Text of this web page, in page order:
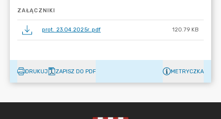
ZAŁĄCZNIKI
prot. 23.04.2025r..pdf 120.79 KB
DRUKUJ ZAPISZ DO PDF METRYCZKA